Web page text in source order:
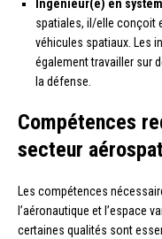
Ingénieur(e) en
spatiales, il/elle conçoit
véhicules spatiaux. Les
également travailler sur
la défense.
Compétences
secteur
Les compétences
l’aéronautique et l’espace
certaines qualités sont